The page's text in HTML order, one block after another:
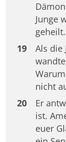
Junge
geheilt.
19
Als die
nicht
20
Er
ist.
euer